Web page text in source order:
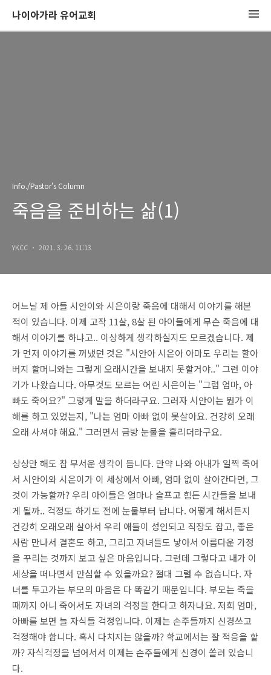
나이아가라 유어교회
Info./Pastor's Column
죽음을 준비하는 삶(1)
YKCC 2021. 3. 26. 11:13
어느날 제 아들 시안이와 시은이랑 죽음에 대해서 이야기를 해본
적이 있습니다. 이제 고작 11살, 8살 된 아이들에게 무슨 죽음에 대
해서 이야기를 하냐고.. 이상하게 생각하실지도 모르겠습니다. 제
가 먼저 이야기를 꺼냈던 것은 "시안아 시은아 아마도 우리는 할아
버지 할머니와는 그렇게 오래시간을 보내지 못할거야.." 그런 이야
기가 나왔습니다. 아무것도 모르는 어린 시은이는 "그럼 엄마, 아
빠도 죽어요?" 그렇게 말을 하더라구요. 그러자 시안이는 뭔가 이
해를 하고 있었는지, "나는 엄마 아빠 없이 못살아요. 건강히 오래
오래 사셔야 해요." 그러면서 금방 눈물을 흘리더라구요.
상상만 해도 참 무서운 생각이 듭니다. 만약 나와 아내가 일찍 죽어
서 시안이와 시은이가 이 세상에서 아빠, 엄마 없이 살아간다면, 그
것이 가능할까? 우리 아이들은 얼마나 슬프고 힘든 시간들을 보내
게 될까.. 걱정도 하기도 전에 눈물부터 납니다. 어떻게 해서든지
건강히 오래오래 살아서 우리 애들이 성인되고 직장도 잡고, 좋은
사람 만나서 결혼도 하고, 그리고 자녀들도 낳아서 아름다운 가정
을 꾸리는 것까지 보고 싶은 마음입니다. 그런데 그렇다고 내가 이
세상을 떠나면서 안심할 수 있을까요? 절대 그럴 수 없습니다. 자
녀를 두고가는 부모의 마음은 다 똑같기 때문입니다. 부모는 죽을
때까지 아니 죽어서도 자녀의 걱정을 한다고 하자나요. 저희 엄마,
아빠를 보면 늘 자식들 걱정입니다. 이제는 손주들까지 신경쓰고
걱정해야 합니다. 혹시 다치지는 않을까? 학교에서는 잘 적응을 할
까? 자식걱정을 넘어서서 이제는 손주들에게 신경이 쏠려 있습니
다.